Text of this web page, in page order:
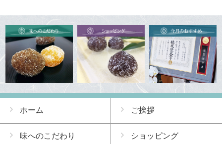
ホーム ご挨拶
味へのこだわり ショッピング